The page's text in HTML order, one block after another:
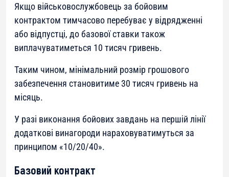
Якщо військовослужбовець за бойовим
контрактом тимчасово перебуває у відрядженні
або відпустці, до базової ставки також
виплачуватиметься 10 тисяч гривень.
Таким чином, мінімальний розмір грошового
забезпечення становитиме 30 тисяч гривень на
місяць.
У разі виконання бойових завдань на першій лінії
додаткові винагороди нараховуватимуться за
принципом «10/20/40».
Базовий контракт